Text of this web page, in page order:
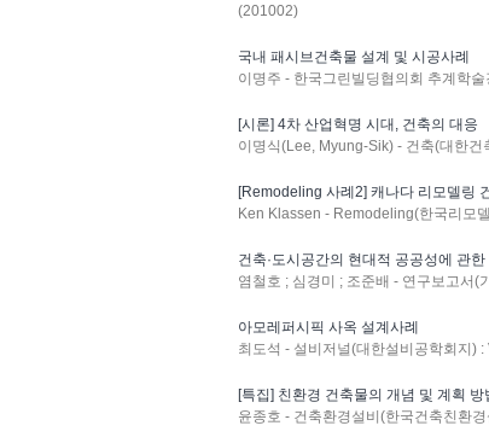
(201002)
국내 패시브건축물 설계 및 시공사례
이명주 - 한국그린빌딩협의회 추계학
[시론] 4차 산업혁명 시대, 건축의 대응
이명식(Lee, Myung-Sik) - 건축(대한
[Remodeling 사례2] 캐나다 리모델링
Ken Klassen - Remodeling(한국리모
건축·도시공간의 현대적 공공성에 관한
염철호 ; 심경미 ; 조준배 - 연구보고서(
아모레퍼시픽 사옥 설계사례
최도석 - 설비저널(대한설비공학회지)
[특집] 친환경 건축물의 개념 및 계획 방
윤종호 - 건축환경설비(한국건축친환